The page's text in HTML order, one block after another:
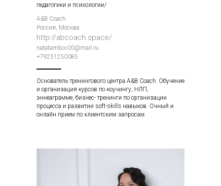
педагогики и психологии/
A&B Coach
Россия, Москва
http://abcoach.space/
natatambov00@mail.ru
+79251250085
Основатель тренингового центра A&B Coach. Обучение
и организация курсов по коучингу, НЛП,
эннеаграмме, бизнес- тренинги по организации
процесса и развитии soft-skills навыков. Очный и
онлайн прием по клиентским запросам.